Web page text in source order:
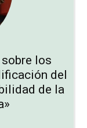
los
del
de la